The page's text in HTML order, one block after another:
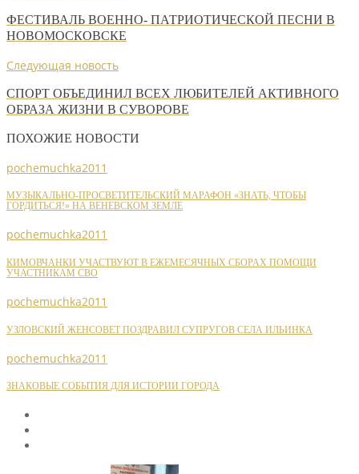
ФЕСТИВАЛЬ ВОЕННО- ПАТРИОТИЧЕСКОЙ ПЕСНИ В
НОВОМОСКОВСКЕ
Следующая новость
СПОРТ ОБЪЕДИНИЛ ВСЕХ ЛЮБИТЕЛЕЙ АКТИВНОГО
ОБРАЗА ЖИЗНИ В СУВОРОВЕ
ПОХОЖИЕ НОВОСТИ
pochemuchka2011
МУЗЫКАЛЬНО-ПРОСВЕТИТЕЛЬСКИЙ МАРАФОН «ЗНАТЬ, ЧТОБЫ
ГОРДИТЬСЯ!» НА ВЕНЕВСКОМ ЗЕМЛЕ
pochemuchka2011
КИМОВЧАНКИ УЧАСТВУЮТ В ЕЖЕМЕСЯЧНЫХ СБОРАХ ПОМОЩИ
УЧАСТНИКАМ СВО
pochemuchka2011
УЗЛОВСКИЙ ЖЕНСОВЕТ ПОЗДРАВИЛ СУПРУГОВ СЕЛА ИЛЬИНКА
pochemuchka2011
ЗНАКОВЫЕ СОБЫТИЯ ДЛЯ ИСТОРИИ ГОРОДА